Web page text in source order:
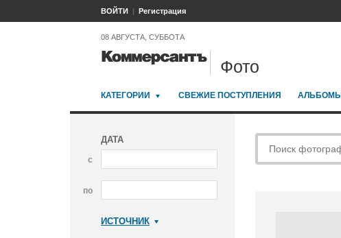
ВОЙТИ Регистрация
08 АВГУСТА, СУББОТА
Фото
КАТЕГОРИИ СВЕЖИЕ ПОСТУПЛЕНИЯ АЛЬБОМЫ
ДАТА
с
по
ИСТОЧНИК